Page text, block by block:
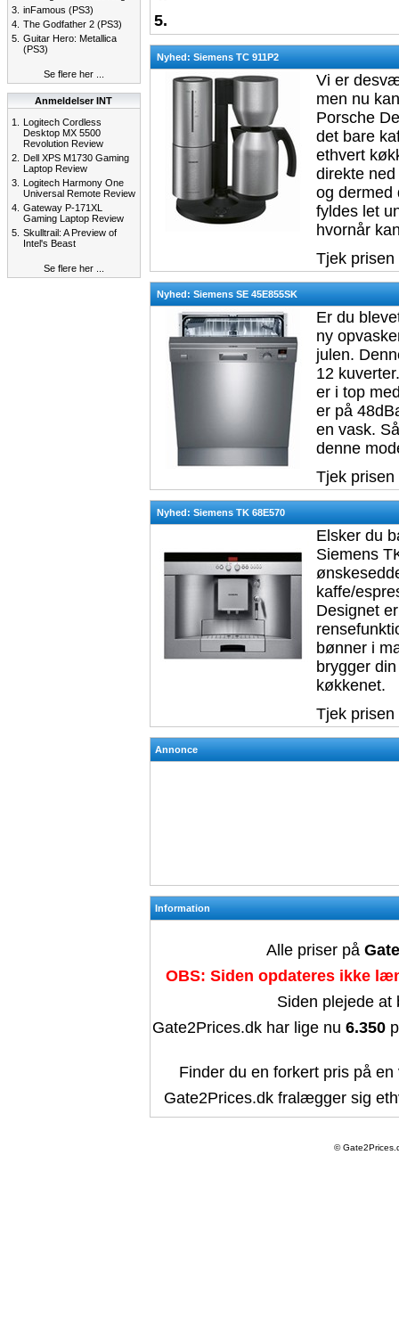
3. inFamous (PS3)
4. The Godfather 2 (PS3)
5. Guitar Hero: Metallica
(PS3)
Se flere her ...
Anmeldelser INT
1.
Logitech Cordless
Desktop MX 5500
Revolution Review
2. Dell XPS M1730 Gaming
Laptop Review
3. Logitech Harmony One
Universal Remote Review
4. Gateway P-171XL
Gaming Laptop Review
5. Skulltrail: A Preview of
Intel's Beast
Se flere her ...
5.
Nyhed: Siemens TC 911P2
Vi er
men nu
Porsche
det bare
ethvert
direkte
og dermed
fyldes let
hvornår
Tjek
Nyhed: Siemens SE 45E855SK
Er du
ny
julen.
12
er i top
er på
en vask.
denne
Tjek
Nyhed: Siemens TK 68E570
Elsker du
Siemens
kaffe/
Designet
bønner i
brygger
køkkenet.
Tjek
Annonce
Information
Alle priser på
OBS: Siden opdateres ikke
Siden plejede
Gate2Prices.dk har lige nu6.350
Finder du en forkert pris på
Gate2Prices.dk fralægger sig
©